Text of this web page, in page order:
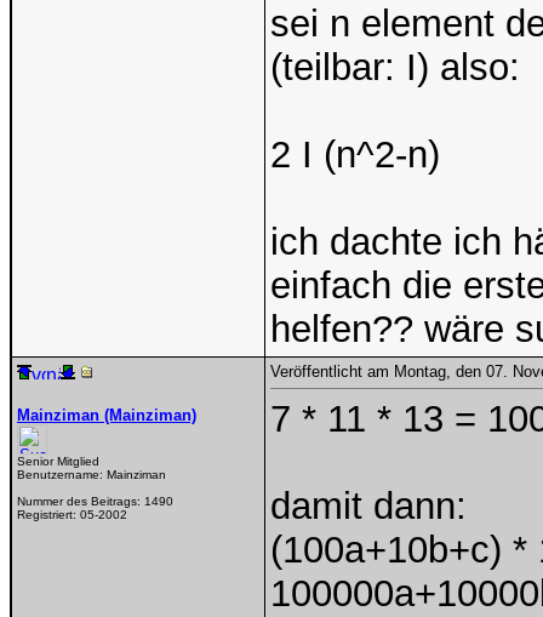
sei n element
(teilbar: I) also:
2 I (n^2-n)
ich dachte ich
einfach die
helfen?? wäre
Mainziman (Mainziman)
Senior Mitglied
Benutzername: Mainziman
Nummer des Beitrags: 1490
Registriert: 05-2002
Veröffentlicht am Montag, den 07.
7 * 11 * 13 =
damit dann:
(100a+10b+c) *